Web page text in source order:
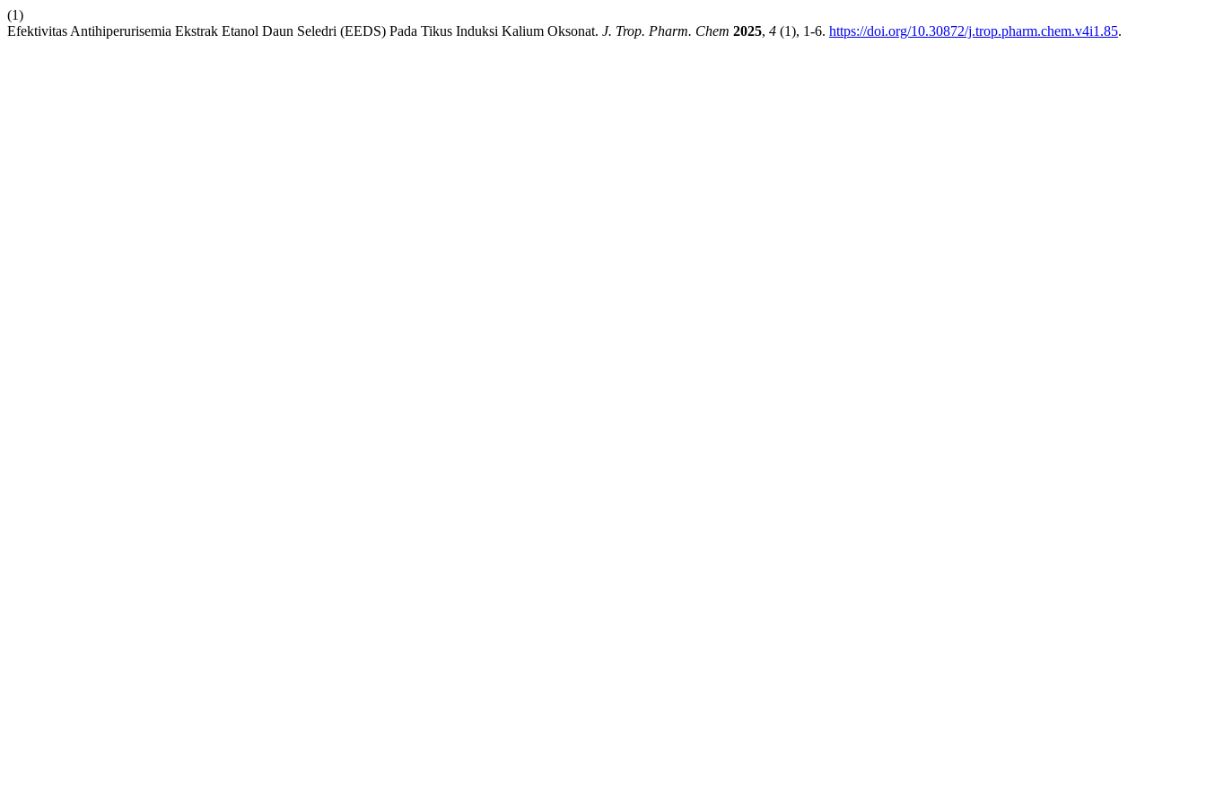
(1)
Efektivitas Antihiperurisemia Ekstrak Etanol Daun Seledri (EEDS) Pada Tikus Induksi Kalium Oksonat. J. Trop. Pharm. Chem 2025, 4 (1), 1-6. https://doi.org/10.30872/j.trop.pharm.chem.v4i1.85.